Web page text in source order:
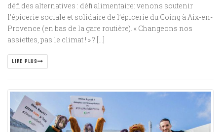
défi des alternatives : défi alimentaire: venons soutenir
l’épicerie sociale et solidaire de l’épicerie du Coing à Aix-en-
Provence (en bas de la gare routière). « Changeons nos
assiettes, pas le climat ! » ? […]
LIRE PLUS